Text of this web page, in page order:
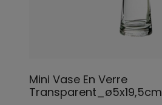
Mini Vase En Verre
Transparent_ø5x19,5cm